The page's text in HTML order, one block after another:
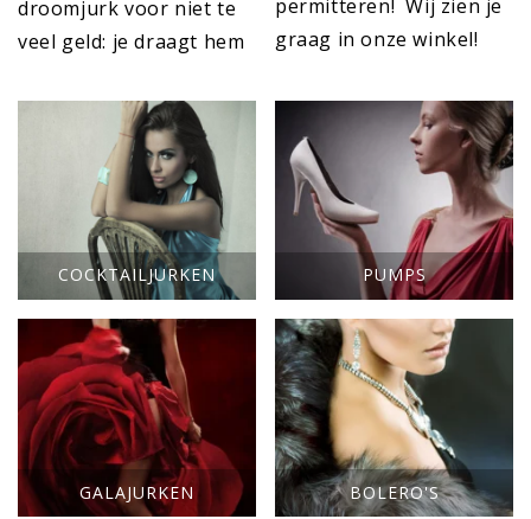
droomjurk voor niet te
veel geld: je draagt hem
permitteren! Wij zien je
graag in onze winkel!
COCKTAILJURKEN PUMPS
GALAJURKEN BOLERO'S